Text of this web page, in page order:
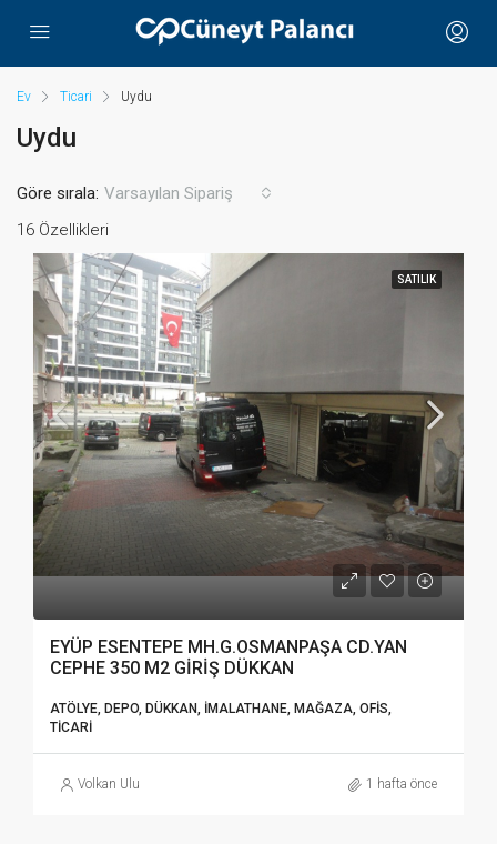
Ev Ticari Uydu
Uydu
16 Özellikleri
Göre sırala: Varsayılan Sipariş
SATILIK
EYÜP ESENTEPE MH.G.OSMANPAŞA CD.YAN
CEPHE 350 M2 GİRİŞ DÜKKAN
ATÖLYE, DEPO, DÜKKAN, İMALATHANE, MAĞAZA, OFIS,
TICARI
Volkan Ulu 1 hafta önce